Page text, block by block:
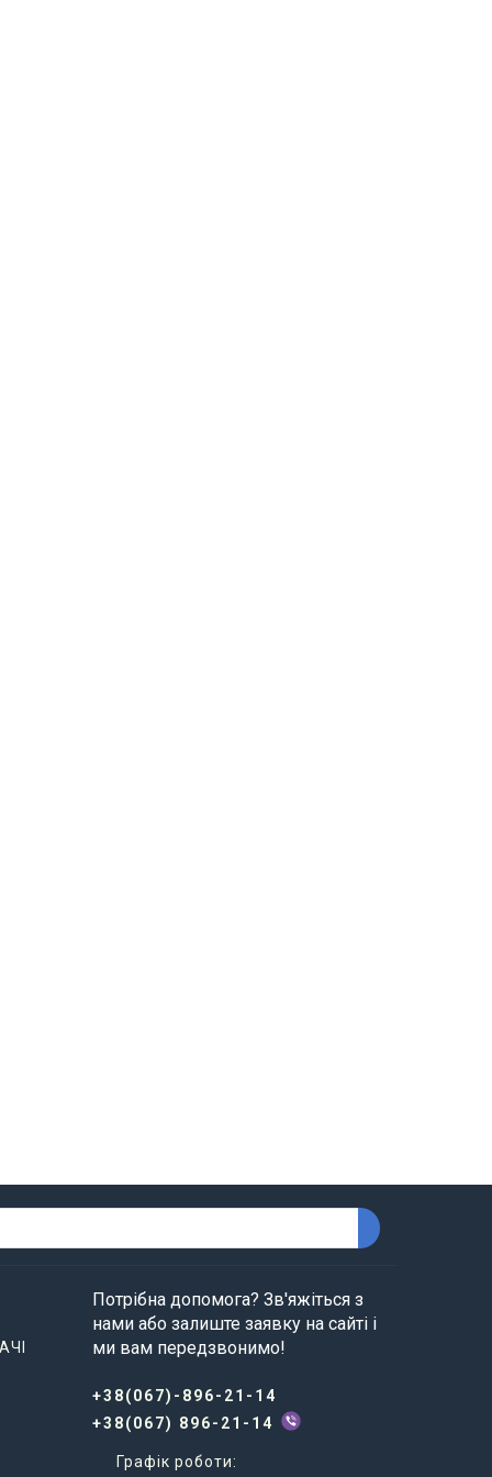
Потрібна допомога? Зв'яжіться з
нами або залиште заявку на сайті і
ми вам передзвонимо!
+38(067)-896-21-14
+38(067) 896-21-14
Графік роботи: